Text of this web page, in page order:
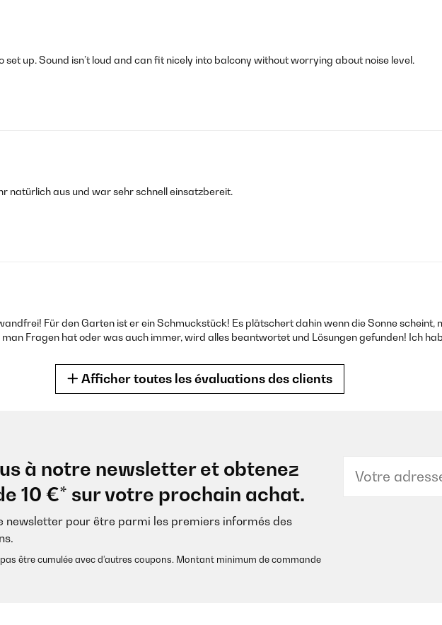
up. Sound isn’t loud and can fit nicely into balcony without worrying about noise level.
natürlich aus und war sehr schnell einsatzbereit.
Für den Garten ist er ein Schmuckstück! Es plätschert dahin wenn die Sonne scheint,
Fragen hat oder was auch immer, wird alles beantwortet und Lösungen gefunden! Ich
verarbeitet und macht ein angenehmes Geräusch im Hintergrund. Der Akku hält teilweise
Afficher toutes les évaluations des clients
à notre newsletter et obtenez
10 €* sur votre prochain achat.
newsletter pour être parmi les premiers informés des
être cumulée avec d’autres coupons. Montant minimum de commande